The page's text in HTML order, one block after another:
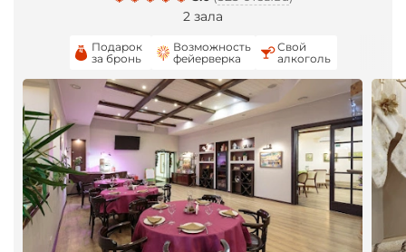
2 зала
Подарок
за бронь
Возможность
фейерверка
Свой
алкоголь
*